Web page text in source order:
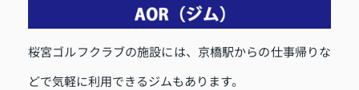
桜宮ゴルフクラブの施設には、京橋駅からの仕事帰りな
どで気軽に利用できるジムもあります。